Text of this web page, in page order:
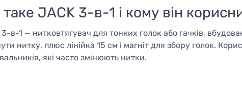
JACK 3-в-1 і кому він
в-1 — нитковтягувач для тонких голок або гачків,
нитку, плюс лінійка 15 см і магніт для збору голок.
які часто змінюють нитки.